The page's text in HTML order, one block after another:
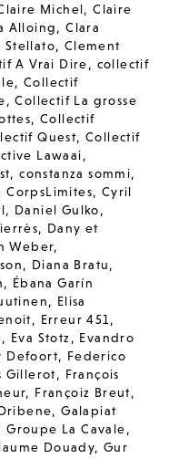
Michel,Claire
Alloing,Clara
Stellato, Clement
A Vrai Dire, collectif
,Collectif
,Collectif La grosse
,Collectif
Quest,Collectif
Lawaai,
,constanza sommi,
CorpsLimites, Cyril
, Daniel Gulko,
, Dany et
Weber,
, Diana Bratu,
, Ébana Garín
, Elisa
, Erreur 451,
, Eva Stotz , Evandro
Defoort, Federico
Gillerot, François
, Françoiz Breut,
,Galapiat
Groupe La Cavale,
Douady,Gur